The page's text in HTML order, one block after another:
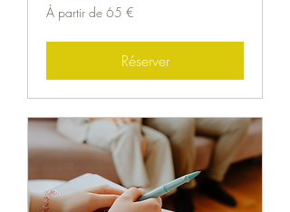
À
partir
À partir de 65 €
Réserver